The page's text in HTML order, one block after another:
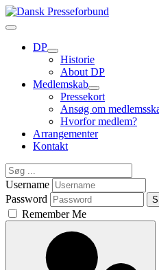
DP
Historie
About DP
Medlemskab
Pressekort
Ansøg om
Hvorfor medlem?
Arrangementer
Kontakt
Username
Password
Remember Me